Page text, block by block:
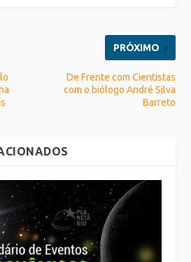
PRÓXIMO
De Frente com Cientistas
com o biólogo André Silva
Barreto